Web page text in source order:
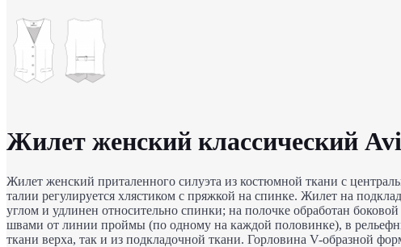
Жилет женский классический
Жилет женский приталенного силуэта из костюмной ткани с
талии регулируется хлястиком с пряжкой на спинке. Жилет на
углом и удлинен относительно спинки; на полочке обработан
швами от линии проймы (по одному на каждой половинке), в
ткани верха, так и из подкладочной ткани. Горловина V-образной